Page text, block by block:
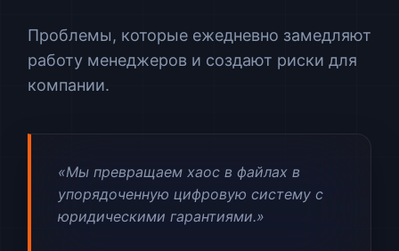
Проблемы, которые ежедневно замедляют
работу менеджеров и создают риски для
компании.
«Мы превращаем хаос в файлах в
упорядоченную цифровую систему с
юридическими гарантиями.»